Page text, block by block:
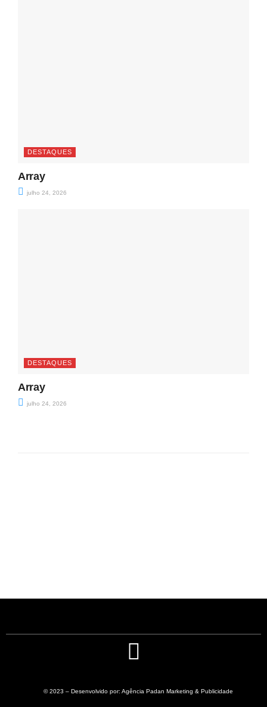
DESTAQUES
Array
julho 24, 2026
DESTAQUES
Array
julho 24, 2026
© 2023 – Desenvolvido por: Agência Padan Marketing & Publicidade